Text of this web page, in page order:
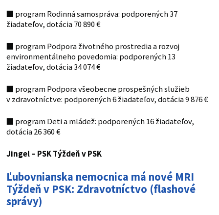
■ program Rodinná samospráva: podporených 37
žiadateľov, dotácia 70 890 €
■ program Podpora životného prostredia a rozvoj
environmentálneho povedomia: podporených 13
žiadateľov, dotácia 34 074 €
■ program Podpora všeobecne prospešných služieb
v zdravotníctve: podporených 6 žiadateľov, dotácia 9 876 €
■ program Deti a mládež: podporených 16 žiadateľov,
dotácia 26 360 €
Jingel – PSK Týždeň v PSK
Ľubovnianska nemocnica má nové MRI
Týždeň v PSK: Zdravotníctvo (flashové
správy)